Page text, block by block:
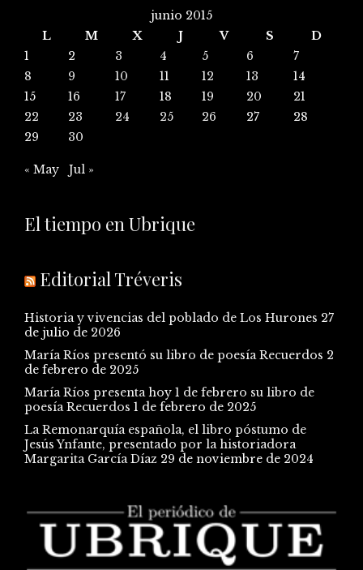
junio 2015
L
M X J V S
D
1
2 3 4 5 6
7
8
9 10 11 12 13
14
15
16 17 18 19 20
21
22
23 24 25 26 27
28
29
30
« May Jul »
El tiempo en Ubrique
Editorial Tréveris
Historia y vivencias del poblado de Los Hurones 27
de julio de 2026
María Ríos presentó su libro de poesía Recuerdos 2
de febrero de 2025
María Ríos presenta hoy 1 de febrero su libro de
poesía Recuerdos 1 de febrero de 2025
La Remonarquía española, el libro póstumo de
Jesús Ynfante, presentado por la historiadora
Margarita García Díaz 29 de noviembre de 2024